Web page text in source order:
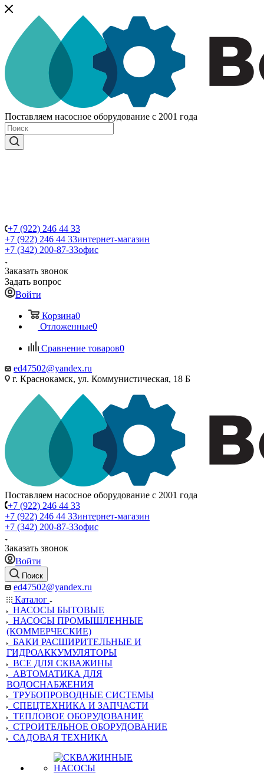
Поставляем насосное оборудование с 2001 года
+7 (922) 246 44 33
+7 (922) 246 44 33интернет-магазин
+7 (342) 200-87-33офис
Заказать звонок
Задать вопрос
Войти
Корзина0
Отложенные0
Сравнение товаров0
ed47502@yandex.ru
г. Краснокамск, ул. Коммунистическая, 18 Б
Поставляем насосное оборудование с 2001 года
+7 (922) 246 44 33
+7 (922) 246 44 33интернет-магазин
+7 (342) 200-87-33офис
Заказать звонок
Войти
Поиск
ed47502@yandex.ru
Каталог
НАСОСЫ БЫТОВЫЕ
НАСОСЫ ПРОМЫШЛЕННЫЕ
(КОММЕРЧЕСКИЕ)
БАКИ РАСШИРИТЕЛЬНЫЕ И
ГИДРОАККУМУЛЯТОРЫ
ВСЕ ДЛЯ СКВАЖИНЫ
АВТОМАТИКА ДЛЯ
ВОДОСНАБЖЕНИЯ
ТРУБОПРОВОДНЫЕ СИСТЕМЫ
СПЕЦТЕХНИКА И ЗАПЧАСТИ
ТЕПЛОВОЕ ОБОРУДОВАНИЕ
СТРОИТЕЛЬНОЕ ОБОРУДОВАНИЕ
САДОВАЯ ТЕХНИКА